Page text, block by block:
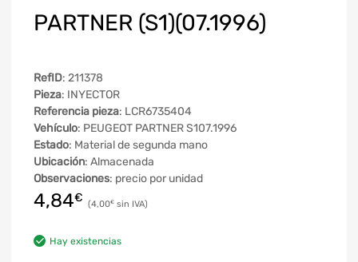
PARTNER (S1)(07.1996)
RefID: 211378
Pieza: INYECTOR
Referencia pieza: LCR6735404
Vehículo: PEUGEOT PARTNER S107.1996
Estado: Material de segunda mano
Ubicación: Almacenada
Observaciones: precio por unidad
4,84€ 4,00€
Hay existencias